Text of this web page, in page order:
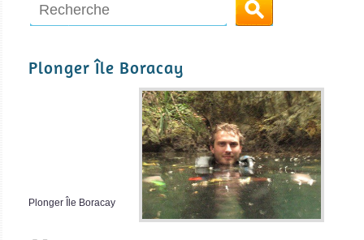
Plonger Île Boracay
Plonger Île Boracay